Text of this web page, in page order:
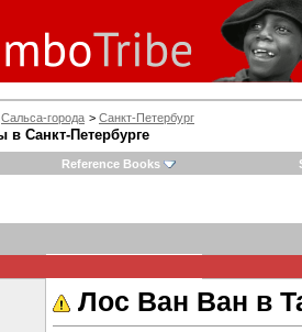
Сальса-города > Санкт-Петербург
в Санкт-Петербурге
Reference Books
Лос Ван Ван в